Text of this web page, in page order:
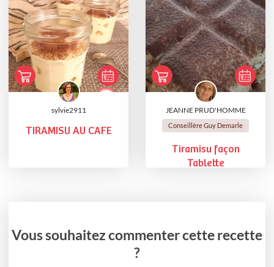
sylvie2911
TIRAMISU AU CAFE
JEANNE PRUD'HOMME
Conseillère Guy Demarle
Tiramisu façon
Tablette
Vous souhaitez commenter cette recette
?